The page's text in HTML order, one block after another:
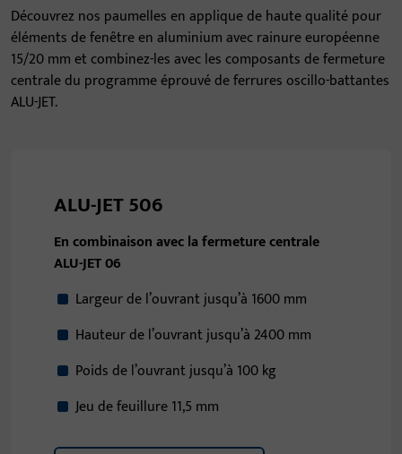
Découvrez nos paumelles en applique de haute qualité pour
éléments de fenêtre en aluminium avec rainure européenne
15/20 mm et combinez-les avec les composants de fermeture
centrale du programme éprouvé de ferrures oscillo-battantes
ALU-JET.
ALU-JET 506
En combinaison avec la fermeture centrale
ALU-JET 06
Largeur de l’ouvrant jusqu’à 1600 mm
Hauteur de l’ouvrant jusqu’à 2400 mm
Poids de l’ouvrant jusqu’à 100 kg
Jeu de feuillure 11,5 mm